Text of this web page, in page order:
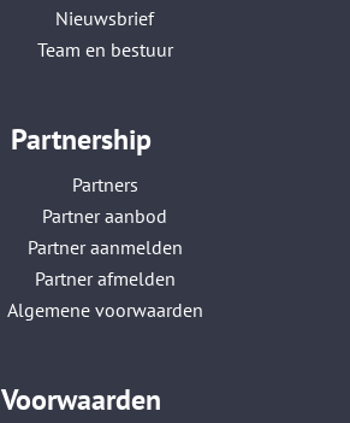
Nieuwsbrief
Team en bestuur
Partnership
Partners
Partner aanbod
Partner aanmelden
Partner afmelden
Algemene voorwaarden
Voorwaarden